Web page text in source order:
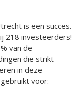
is een succes.
218 investeerders!
van de
die strikt
in deze
voor: